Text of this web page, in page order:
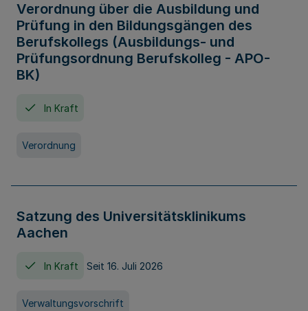
Verordnung über die Ausbildung und
Prüfung in den Bildungsgängen des
Berufskollegs (Ausbildungs- und
Prüfungsordnung Berufskolleg - APO-
BK)
In Kraft
Verordnung
Satzung des Universitätsklinikums
Aachen
In Kraft Seit 16. Juli 2026
Verwaltungsvorschrift